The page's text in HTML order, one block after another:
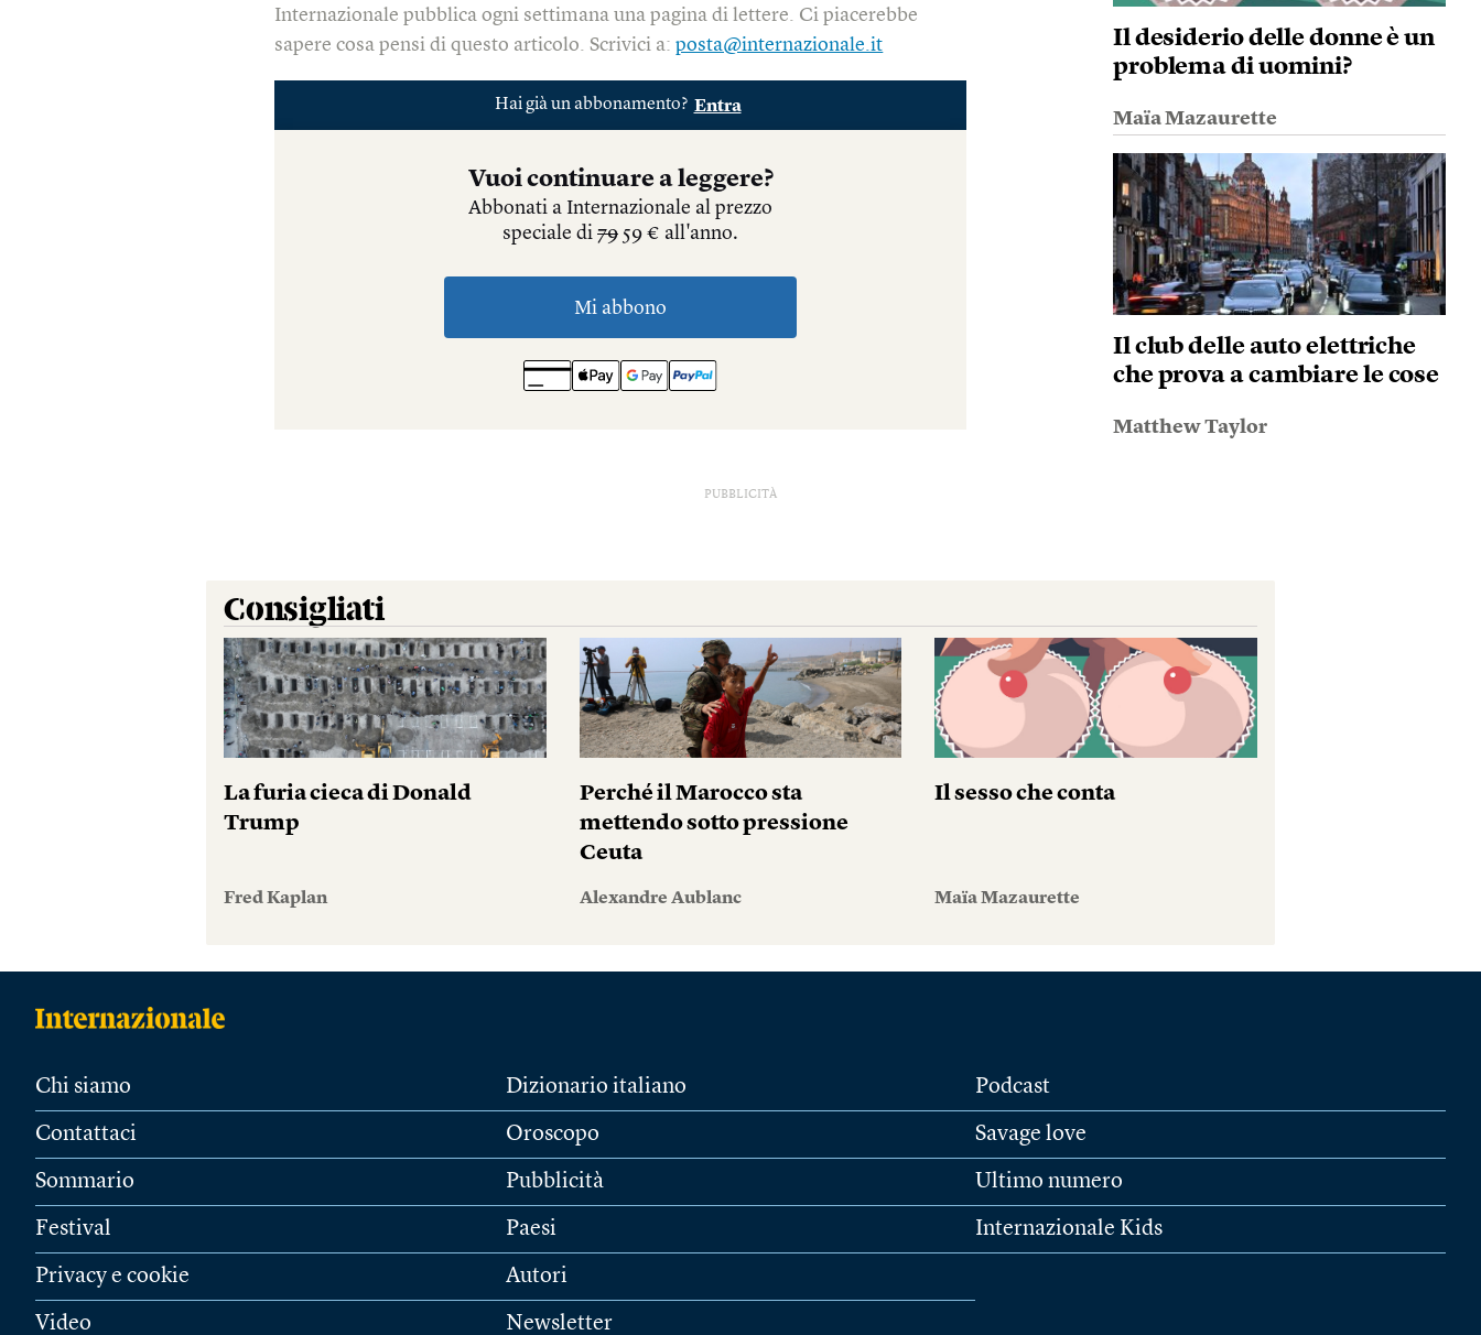
Internazionale pubblica ogni settimana una pagina di lettere. Ci piacerebbe
sapere cosa pensi di questo articolo. Scrivici a:posta@internazionale.it
Il desiderio delle donne è un
problema di uomini?
Maïa Mazaurette
Il club delle auto elettriche
che prova a cambiare le cose
Matthew Taylor
PUBBLICITÀ
Consigliati
La furia cieca di Donald
Trump
Fred Kaplan
Perché il Marocco sta
mettendo sotto pressione
Ceuta
Alexandre Aublanc
Il sesso che conta
Maïa Mazaurette
Chi siamo
Contattaci
Sommario
Festival
Privacy e cookie
Video
Dizionario italiano
Oroscopo
Pubblicità
Paesi
Autori
Newsletter
Podcast
Savage love
Ultimo numero
Internazionale Kids